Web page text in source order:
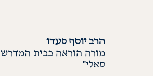
הרב יוסף סעדו
מורה הוראה בבית
סאלי"